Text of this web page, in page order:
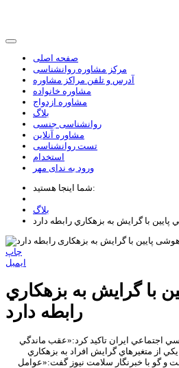
صفحه اصلی
مرکز مشاوره روانشناسی
آدرس و تلفن مراکز مشاوره
مشاوره خانواده
مشاوره ازدواج
بلاگ
روانشناسی جنسی
مشاوره آنلاین
تست روانشناسی
استخدام
ورود به ندای مهر
شما اینجا هستید:
بلاگ
پايين با گرايش به بزهکاري رابطه دارد
چاپ
ایمیل
با گرايش به بزهکاري
رابطه دارد
اجتماعي ايران تاکيد کرد:«عقب ماندگي
از متغيرهاي گرايش افراد به بزهکاري
و گو با خبرنگار سلامت نيوز گفت:«عوامل